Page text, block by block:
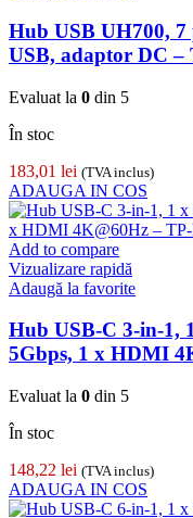
Hub USB UH700,
USB, adaptor DC
Evaluat la 0 din 5
În stoc
183,01 lei (TVA inclus)
ADAUGA IN COS
Add to compare
Vizualizare rapidă
Adaugă la favorite
Hub USB-C 3-in-1,
5Gbps, 1 x HDMI
Evaluat la 0 din 5
În stoc
148,22 lei (TVA inclus)
ADAUGA IN COS